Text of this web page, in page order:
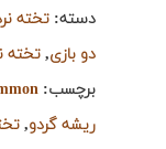
دسته: تخته
دو بازی, تخته
برچسب:
ریشه گردو,